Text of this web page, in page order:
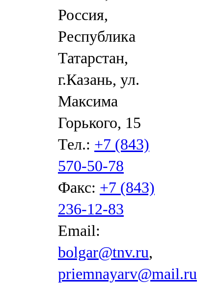
Россия,
Республика
Татарстан,
г.Казань, ул.
Максима
Горького, 15
Тел.: +7 (843)
570-50-78
Факс: +7 (843)
236-12-83
Email:
bolgar@tnv.ru,
priemnayarv@mail.ru